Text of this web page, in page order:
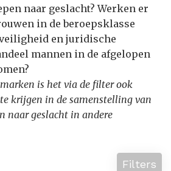
naar geslacht? Werken er
in de beroepsklasse
en juridische
mannen in de afgelopen
is het via de filter ook
krijgen in de samenstelling van
naar geslacht in andere
Filters